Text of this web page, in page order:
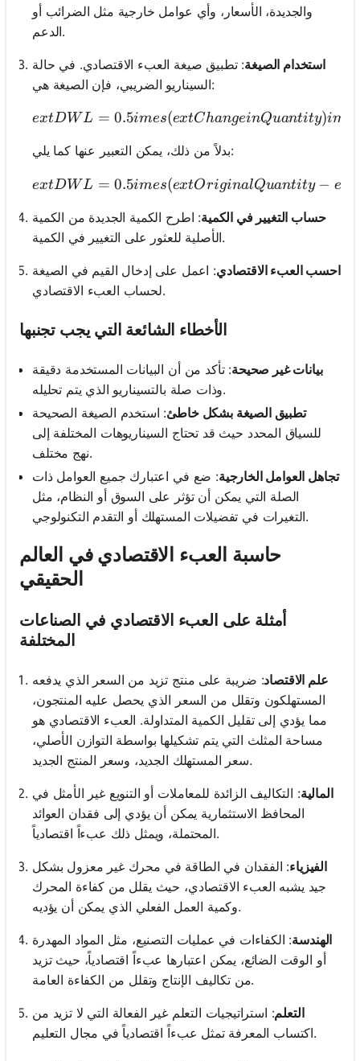
والجديدة، الأسعار، وأي عوامل خارجية مثل الضرائب أو
الدعم.
استخدام الصيغة: تطبيق صيغة العبء الاقتصادي. في حالة
السيناريو الضريبي، فإن الصيغة هي:
ext{DWL} =
extDWL = 0.5imes(extChangeinQuantity)im
بدلاً من ذلك، يمكن التعبير عنها كما يلي:
extDWL = 0.5imes(extOriginalQuantity − e
حساب التغيير في الكمية: اطرح الكمية الجديدة من الكمية
الأصلية للعثور على التغيير في الكمية.
احسب العبء الاقتصادي: اعمل على إدخال القيم في الصيغة
لحساب العبء الاقتصادي.
الأخطاء الشائعة التي يجب تجنبها
بيانات غير صحيحة: تأكد من أن البيانات المستخدمة دقيقة
وذات صلة بالتسيناريو الذي يتم تحليله.
تطبيق الصيغة بشكل خاطئ: استخدم الصيغة الصحيحة
للسياق المحدد حيث قد تحتاج السيناريوهات المختلفة إلى
نهج مختلف.
تجاهل العوامل الخارجية: ضع في اعتبارك جميع العوامل ذات
الصلة التي يمكن أن تؤثر على السوق أو النظام، مثل
التغيرات في تفضيلات المستهلك أو التقدم التكنولوجي.
حاسبة العبء الاقتصادي في العالم
الحقيقي
أمثلة على العبء الاقتصادي في الصناعات
المختلفة
علم الاقتصاد: ضريبة على منتج تزيد من السعر الذي يدفعه
المستهلكون وتقلل من السعر الذي يحصل عليه المنتجون،
مما يؤدي إلى تقليل الكمية المتداولة. العبء الاقتصادي هو
مساحة المثلث التي يتم تشكيلها بواسطة التوازن الأصلي،
سعر المستهلك الجديد، وسعر المنتج الجديد.
المالية: التكاليف الزائدة للمعاملات أو التنويع غير الأمثل في
المحافظ الاستثمارية يمكن أن يؤدي إلى فقدان العوائد
المحتملة، ويمثل ذلك عبءاً اقتصادياً.
الفيزياء: الفقدان في الطاقة في محرك غير معزول بشكل
جيد يشبه العبء الاقتصادي، حيث يقلل من كفاءة المحرك
وكمية العمل الفعلي الذي يمكن أن يؤديه.
الهندسة: الكفاءات في عمليات التصنيع، مثل المواد المهدرة
أو الوقت الضائع، يمكن اعتبارها عبءاً اقتصادياً، حيث تزيد
من تكاليف الإنتاج وتقلل من الكفاءة العامة.
التعلم: استراتيجيات التعلم غير الفعالة التي لا تزيد من
اكتساب المعرفة تمثل عبءاً اقتصادياً في مجال التعليم.